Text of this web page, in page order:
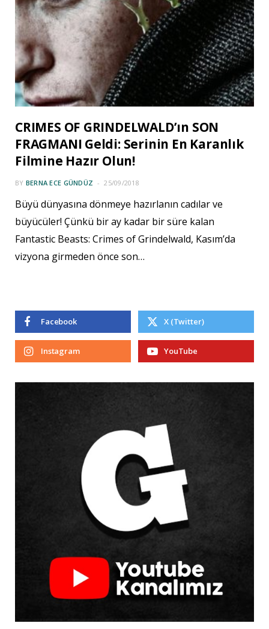
CRIMES OF GRINDELWALD’ın SON
FRAGMANI Geldi: Serinin En Karanlık
Filmine Hazır Olun!
BY BERNA ECE GÜNDÜZ 25/09/2018
Büyü dünyasına dönmeye hazırlanın cadılar ve
büyücüler! Çünkü bir ay kadar bir süre kalan
Fantastic Beasts: Crimes of Grindelwald, Kasım’da
vizyona girmeden önce son…
Facebook X (Twitter)
Instagram YouTube